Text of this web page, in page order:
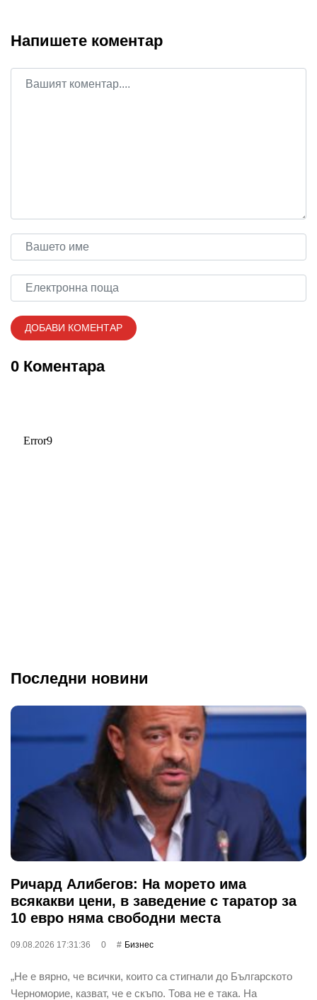
Напишете коментар
0 Коментара
Последни новини
Ричард Алибегов: На морето има
всякакви цени, в заведение с таратор за
10 евро няма свободни места
09.08.2026 17:31:36 0 Бизнес
„Не е вярно, че всички, които са стигнали до Българското
Черноморие, казват, че е скъпо. Това не е така. На